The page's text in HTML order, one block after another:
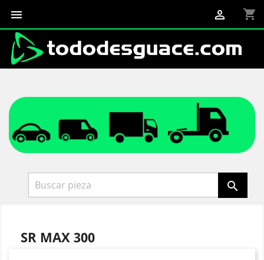
 shopping_cart


SR MAX 300